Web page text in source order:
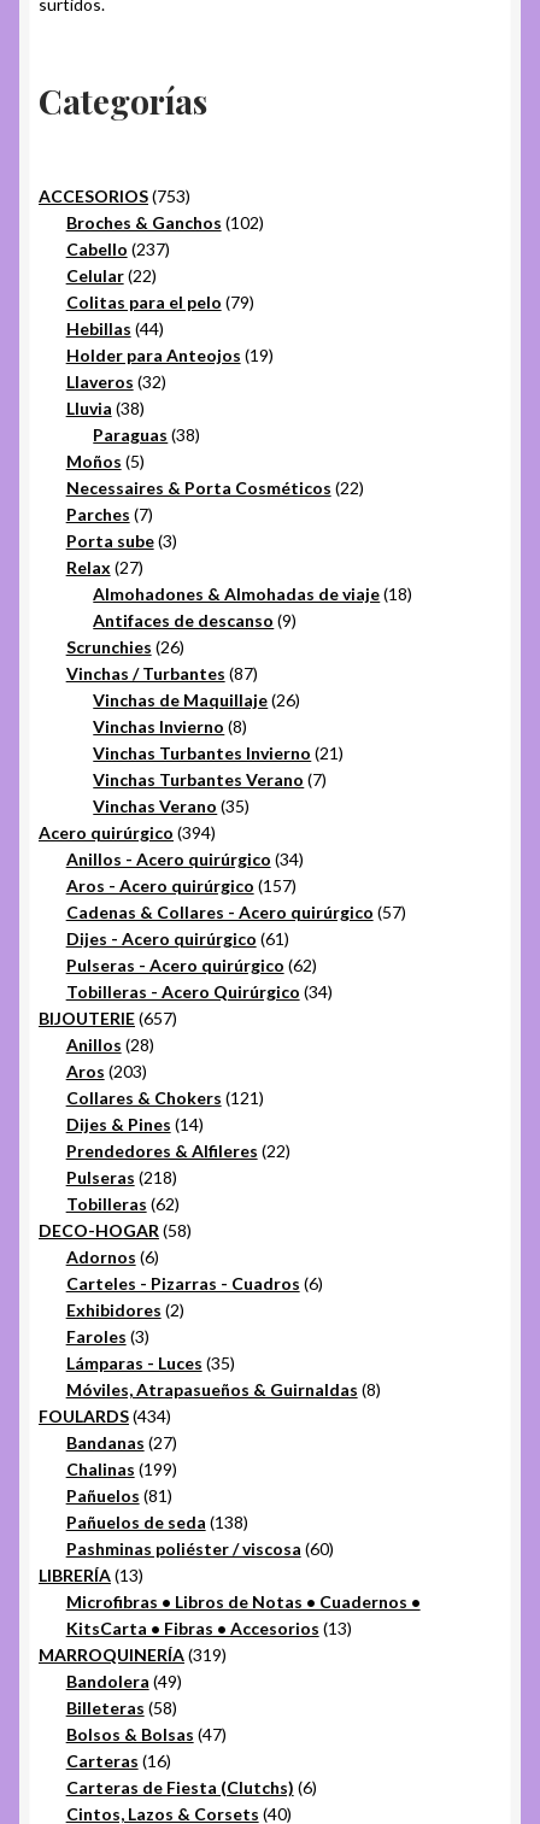
surtidos.
Categorías
ACCESORIOS 753753
productos
Broches & Ganchos 102102
Cabello 237237
Celular 2222
productos
Colitas para el pelo 7979
Hebillas 4444
productos
Holder para Anteojos 1919
Llaveros 3232
Lluvia 3838
productos
Paraguas 3838
Moños 55
productos
Necessaires & Porta Cosméticos 2222
Parches 77
productos
Porta sube 33
Relax 2727
productos
Almohadones & Almohadas de viaje 1818
Antifaces de descanso 99
Scrunchies 2626
productos
Vinchas / Turbantes 8787
productos
Vinchas de Maquillaje 2626
Vinchas Invierno 88
productos
Vinchas Turbantes Invierno 2121
Vinchas Turbantes Verano 77
Vinchas Verano 3535
Acero quirúrgico 394394
productos
Anillos - Acero quirúrgico 3434
Aros - Acero quirúrgico 157157
productos
Cadenas & Collares - Acero quirúrgico 5757
Dijes - Acero quirúrgico 6161
productos
Pulseras - Acero quirúrgico 6262
productos
Tobilleras - Acero Quirúrgico 3434
BIJOUTERIE 657657
Anillos 2828
Aros 203203
productos
Collares & Chokers 121121
Dijes & Pines 1414
productos
Prendedores & Alfileres 2222
Pulseras 218218
productos
Tobilleras 6262
productos
DECO-HOGAR 5858
Adornos 66
productos
Carteles - Pizarras - Cuadros 66
Exhibidores 22
Faroles 33
productos
Lámparas - Luces 3535
productos
Móviles, Atrapasueños & Guirnaldas 88
FOULARDS 434434
productos
Bandanas 2727
productos
Chalinas 199199
productos
Pañuelos 8181
productos
Pañuelos de seda 138138
productos
Pashminas poliéster / viscosa 6060
LIBRERÍA 1313
productos
Microfibras • Libros de Notas • Cuadernos •
KitsCarta • Fibras • Accesorios 1313
MARROQUINERÍA 319319
Bandolera 4949
productos
Billeteras 5858
productos
Bolsos & Bolsas 4747
Carteras 1616
productos
Carteras de Fiesta (Clutchs) 66
Cintos, Lazos & Corsets 4040